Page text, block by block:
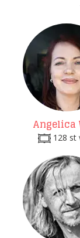
Angelica
128 st